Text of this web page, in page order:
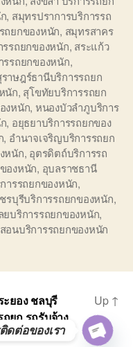
, สมุทรปราการบริการรถ
ถยกของหนัก, สมุทรสาคร
รรถยกของหนัก, สระแก้ว
รรถยกของหนัก,
ราษฎร์ธานีบริการรถยก
นัก, สุโขทัยบริการรถยก
งหนัก, หนองบัวลำภูบริการ
, อยุธยาบริการรถยกของ
, อำนาจเจริญบริการรถยก
หนัก, อุตรดิตถ์บริการรถ
องหนัก, อุบลราชธานี
ารรถยกของหนัก,
รบุรีบริการรถยกของหนัก,
ยบริการรถยกของหนัก,
อนบริการรถยกของหนัก
ยอง ชลบุรี
ยก รถรับจ้าง
Up ↑
ดต่อของเรา